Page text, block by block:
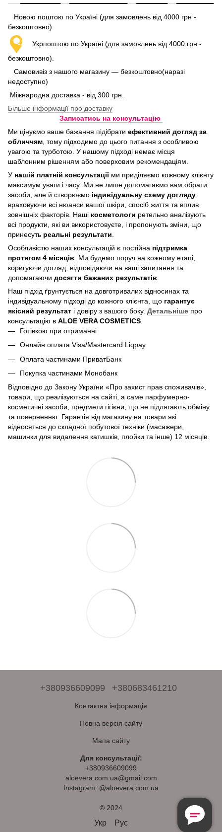
Новою поштою по Україні (для замовлень від 4000 грн -
безкоштовно).
Укрпоштою по Україні (для замовлень від 4000 грн -
безкоштовно).
Самовивіз з нашого магазину — безкоштовно(наразі
недоступно)
Міжнародна доставка - від 300 грн.
Більше інформації про доставку
Записатись на консультацію
Ми цінуємо ваше бажання підібрати ефективний догляд за
обличчям , тому підходимо до цього питання з особливою
увагою та турботою. У нашому підході немає місця
шаблонним рішенням або поверховим рекомендаціям.
У нашій платній консультаціїми приділяємо кожному клієнту
максимум уваги і часу. Ми не лише допомагаємо вам обрати
засоби, але й створюємо індивідуальну схему догляду
враховуючи всі нюанси вашої шкіри, спосіб життя та вплив
зовнішніх факторів. Наші косметологи ретельно аналізують
всі продукти, які ви використовуєте, і пропонують зміни, що
принесуть реальні результати
Особливістю наших консультацій є постійна підтримка
протягом 4 місяців . Ми будемо поруч на кожному етапі,
коригуючи догляд, відповідаючи на ваші запитання та
допомагаючи досягти бажаних результатів
Наш підхід ґрунтується на довготривалих відносинах та
індивідуальному підході до кожного клієнта, що гарантує
якісний результат і довіру з вашого боку. Детальніше про
консультацію в ALOE VERA COSMETICS
Готівкою при отриманні
Онлайн оплата Visa/Mastercard Liqpay
Оплата частинами ПриватБанк
Покупка частинами Монобанк
Відповідно до Закону України «Про захист прав споживачів»,
товари, що реалізуються на сайті, а саме парфумерно-
косметичні засоби, предмети гігієни, що не підлягають обміну
та поверненню. Гарантія від магазину на товари які
відносяться до складної побутової техніки (масажери,
машинки для видалення катишків, плойки та інше) 12 місяців.
+380936609099 +380683461210
Контактна інформація
Повна версія сайту
Мапа сайту
Для консультації:
+380936609099
aloevera.com.ua@gmail.com
Instagram: @aloevera.com.ua
© 2024
Укр Рус
Безкоштовна
Консультація